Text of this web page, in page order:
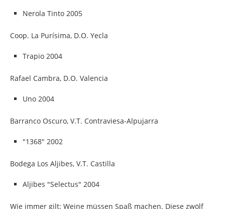
Nerola Tinto 2005
Coop. La Purísima, D.O. Yecla
Trapio 2004
Rafael Cambra, D.O. Valencia
Uno 2004
Barranco Oscuro, V.T. Contraviesa-Alpujarra
"1368" 2002
Bodega Los Aljibes, V.T. Castilla
Aljibes "Selectus" 2004
Wie immer gilt: Weine müssen Spaß machen. Diese zwölf